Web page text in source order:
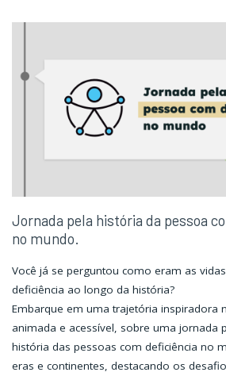
Jornada pela história da pessoa
no mundo.
Você já se perguntou como eram as
deficiência ao longo da história?
Embarque em uma trajetória inspiradora
animada e acessível, sobre uma jornada
história das pessoas com deficiência no
eras e continentes, destacando os